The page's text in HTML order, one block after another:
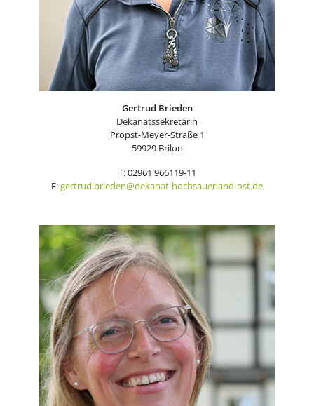
Gertrud Brieden
Dekanatssekretärin
Propst-Meyer-Straße 1
59929 Brilon
T: 02961 966119-11
E:gertrud.brieden@dekanat-hochsauerland-ost.de